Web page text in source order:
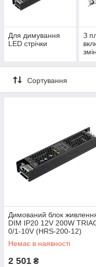
Для димування
LED стрічки
З
Сортування
Димований блок
DIM IP20 12V 200W
0/1-10V (HRS-200-12)
Немає в наявності
2 501 ₴